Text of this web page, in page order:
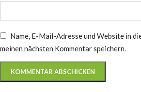
Name, E-Mail-Adresse und Website in
meinen nächsten Kommentar speichern.